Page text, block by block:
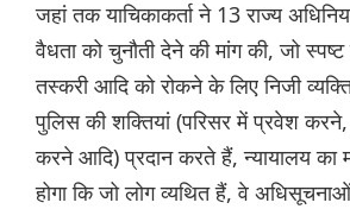
जहां तक ​​याचिकाकर्ता ने 13 राज्य
वैधता को चुनौती देने की मांग की, जो
तस्करी आदि को रोकने के लिए निजी
पुलिस की शक्तियां (परिसर में प्रवेश करने,
करने आदि) प्रदान करते हैं, न्यायालय का
होगा कि जो लोग व्यथित हैं, वे